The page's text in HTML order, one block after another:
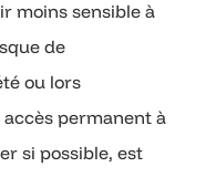
moins sensible à
de
ou lors
permanent à
si possible, est